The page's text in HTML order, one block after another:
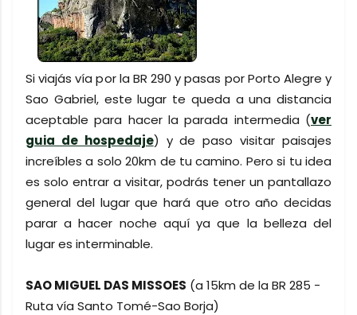
Si viajás vía por la BR 290 y pasas por Porto Alegre y
Sao Gabriel, este lugar te queda a una distancia
aceptable para hacer la parada intermedia (ver
guia de hospedaje) y de paso visitar paisajes
increíbles a solo 20km de tu camino. Pero si tu idea
es solo entrar a visitar, podrás tener un pantallazo
general del lugar que hará que otro año decidas
parar a hacer noche aquí ya que la belleza del
lugar es interminable.
SAO MIGUEL DAS MISSOES (a 15km de la BR 285 -
Ruta vía Santo Tomé-Sao Borja)